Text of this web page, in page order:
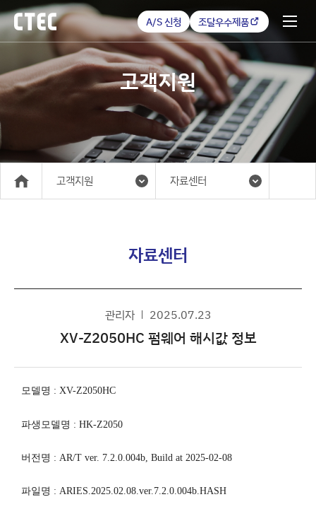
A/S 신청 조달우수제품
고객지원
메인 고객지원 자료센터
자료센터
관리자 2025.07.23
XV-Z2050HC 펌웨어 해시값 정보
모델명 : XV-Z2050HC
파생모델명 : HK-Z2050
버전명 : AR/T ver. 7.2.0.004b, Build at 2025-02-08
파일명 : ARIES.2025.02.08.ver.7.2.0.004b.HASH